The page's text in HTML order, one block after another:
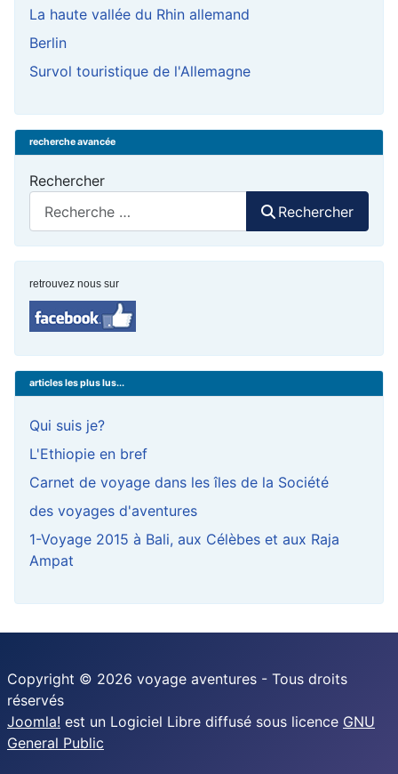
La haute vallée du Rhin allemand
Berlin
Survol touristique de l'Allemagne
recherche avancée
Rechercher
Rechercher
retrouvez nous sur
articles les plus lus...
Qui suis je?
L'Ethiopie en bref
Carnet de voyage dans les îles de la Société
des voyages d'aventures
1-Voyage 2015 à Bali, aux Célèbes et aux Raja
Ampat
Copyright © 2026 voyage aventures - Tous droits
réservés
Joomla! est un Logiciel Libre diffusé sous licence GNU
General Public